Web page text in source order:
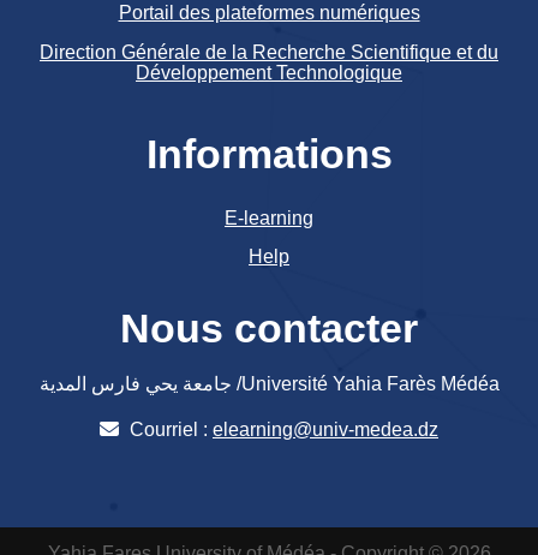
Portail des plateformes numériques
Direction Générale de la Recherche Scientifique et du
Développement Technologique
Informations
E-learning
Help
Nous contacter
جامعة يحي فارس المدية /Université Yahia Farès Médéa
Courriel : elearning@univ-medea.dz